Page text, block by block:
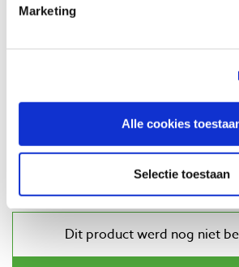
Marketing
Alle cookies
Selectie toestaan
Diamantvijlen grof, fijn
Op voorraad
Vergelijken